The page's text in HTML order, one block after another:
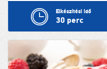
Elkészítési idő
30 perc